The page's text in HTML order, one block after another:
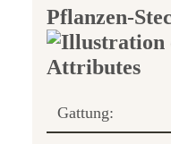
Pflanzen-
Gattung: